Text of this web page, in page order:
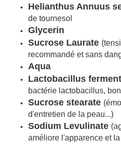
Helianthus Annuus
de tournesol
Glycerin
Sucrose Laurate
recommandé et sans
Aqua
Lactobacillus ferment
bactérie lactobacillus,
Sucrose stearate
d'entretien de la peau...)
Sodium Levulinate
améliore l'apparence et